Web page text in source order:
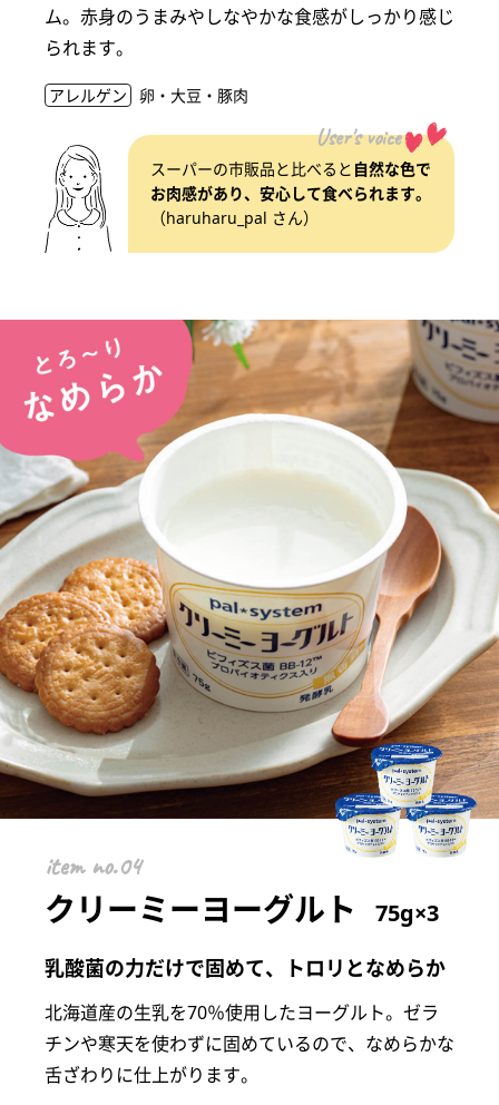
ム。赤身のうまみやしなやかな食感がしっかり感じ
られます。
アレルゲン 卵・大豆・豚肉
User's voice
スーパーの市販品と比べると 自然な色で
お肉感があり、安心して食べられます。
（haruharu_pal さん）
item
クリーミーヨーグルト 75g×3
乳酸菌の力だけで固めて、トロリとなめらか
北海道産の生乳を70％使用したヨーグルト。ゼラ
チンや寒天を使わずに固めているので、なめらかな
舌ざわりに仕上がります。